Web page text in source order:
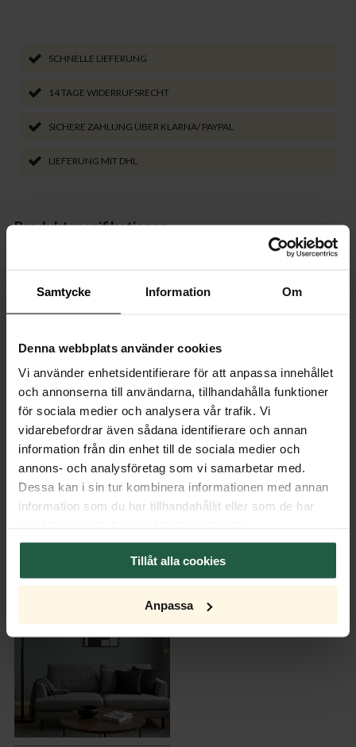
Samtycke Information Om
Denna webbplats använder cookies
Vi använder enhetsidentifierare för att anpassa innehållet
och annonserna till användarna, tillhandahålla funktioner
för sociala medier och analysera vår trafik. Vi
vidarebefordrar även sådana identifierare och annan
information från din enhet till de sociala medier och
annons- och analysföretag som vi samarbetar med.
Dessa kan i sin tur kombinera informationen med annan
information som du har tillhandahållit eller som de har
Tillåt alla cookies
Anpassa
SCHNELLE LIEFERUNG
14 TAGE WIDERRUFSRECHT
SICHERE ZAHLUNG ÜBER KLARNA/ PAYPAL
LIEFERUNG MIT DHL
Produktspezifikationen
Transformator
Dimmer
Lichtquelle